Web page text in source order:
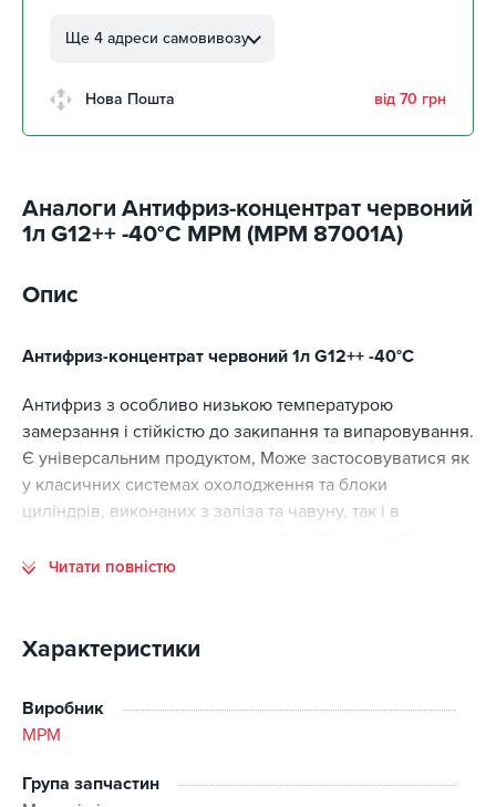
Автолюбителів, 8а
Клинцівський авторинок
м. Київ, вул. Остафія
Дашкевича, 15
Ще 4 адреси самовивозу
Нова Пошта від 70 грн
Аналоги Антифриз-концентрат червоний
1л G12++ -40°C MPM (MPM 87001A)
Опис
Антифриз-концентрат червоний 1л G12++ -40°C
Антифриз з особливо низькою температурою
замерзання і стійкістю до закипання та випаровування.
Є універсальним продуктом, Може застосовуватися як
у класичних системах охолодження та блоки
циліндрів, виконаних з заліза та чавуну, так і в
Завдяки етиленгліколевій основі та спеціально
спінювання.
Особливо низька температура кристалізації до -40
концентрат: дистильована вода).
Читати повністю
Характеристики
Виробник
MPM
Група запчастин